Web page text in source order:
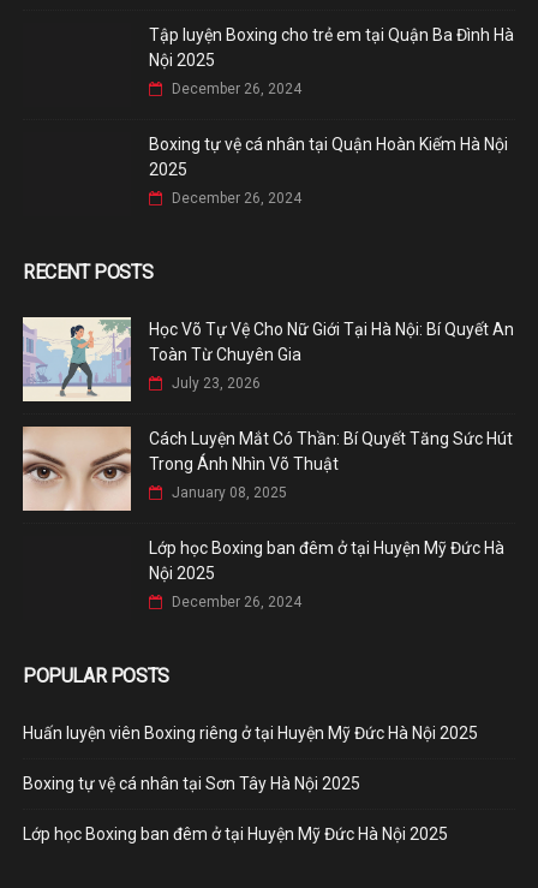
Tập luyện Boxing cho trẻ em tại Quận Ba Đình Hà
Nội 2025
December 26, 2024
Boxing tự vệ cá nhân tại Quận Hoàn Kiếm Hà Nội
2025
December 26, 2024
RECENT POSTS
Học Võ Tự Vệ Cho Nữ Giới Tại Hà Nội: Bí Quyết An
Toàn Từ Chuyên Gia
July 23, 2026
Cách Luyện Mắt Có Thần: Bí Quyết Tăng Sức Hút
Trong Ánh Nhìn Võ Thuật
January 08, 2025
Lớp học Boxing ban đêm ở tại Huyện Mỹ Đức Hà
Nội 2025
December 26, 2024
POPULAR POSTS
Huấn luyện viên Boxing riêng ở tại Huyện Mỹ Đức Hà Nội 2025
Boxing tự vệ cá nhân tại Sơn Tây Hà Nội 2025
Lớp học Boxing ban đêm ở tại Huyện Mỹ Đức Hà Nội 2025